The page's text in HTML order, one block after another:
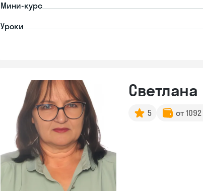
Мини-курс
Уроки
Светлана
5 от